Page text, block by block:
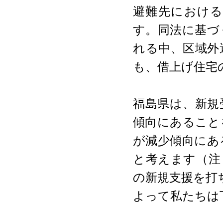
避難先におけ
す。同法に基
れる中、区域
も、借上げ住
福島県は、新
傾向にあるこ
が減少傾向に
と考えます（
の新規支援を
よって私たち